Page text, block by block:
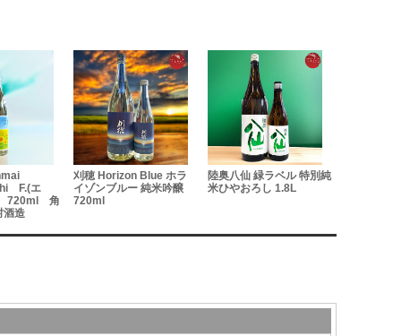
F.(エ
720ml 角
酒造
刈穂 Horizon Blue ホラ
イゾンブルー 純米吟醸
720ml
陸奥八仙 緑ラベル 特別純
米ひやおろし 1.8L